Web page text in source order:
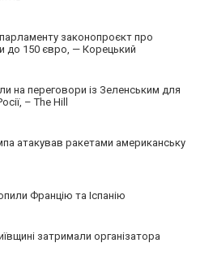
законопроєкт про
до 150 євро, — Корецький
на переговори із Зеленським для
– The Hill
атакував ракетами американську
Францію та Іспанію
затримали організатора